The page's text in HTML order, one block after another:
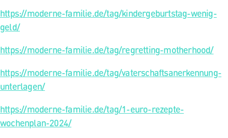
https://moderne-familie.de/tag/kindergeburtstag-wenig-
geld/
https://moderne-familie.de/tag/regretting-motherhood/
https://moderne-familie.de/tag/vaterschaftsanerkennung-
unterlagen/
https://moderne-familie.de/tag/1-euro-rezepte-
wochenplan-2024/